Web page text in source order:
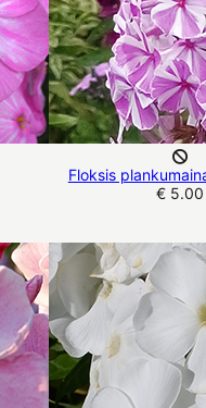
Floksis
€ 5.00